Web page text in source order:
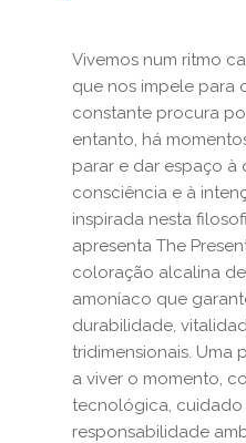
Vivemos num ritmo
que nos impele para
constante procura
entanto, há
parar e dar espaço à
consciência e à
inspirada nesta
apresenta The
coloração alcalina
amoníaco que
durabilidade,
tridimensionais. Uma
a viver o momento,
tecnológica, cuidado
responsabilidade